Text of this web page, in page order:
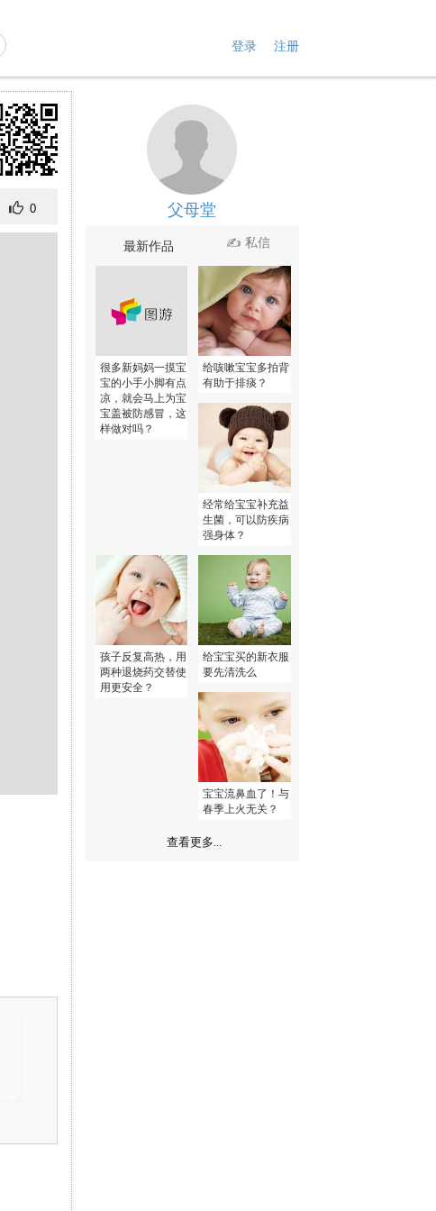
登录 注册
0 父母堂
✍ 私信
最新作品
很多新妈妈一摸宝
宝的小手小脚有点
凉，就会马上为宝
宝盖被防感冒，这
样做对吗？
给咳嗽宝宝多拍背
有助于排痰？
经常给宝宝补充益
生菌，可以防疾病
强身体？
孩子反复高热，用
两种退烧药交替使
用更安全？
给宝宝买的新衣服
要先清洗么
宝宝流鼻血了！与
春季上火无关？
查看更多...